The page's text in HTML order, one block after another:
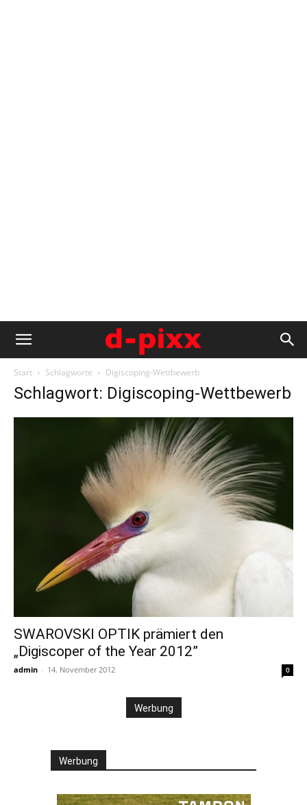
Start Schlagworte Digiscoping-Wettbewerb
Schlagwort: Digiscoping-Wettbewerb
SWAROVSKI OPTIK prämiert den
„Digiscoper of the Year 2012”
admin - 14. November 2012 0
Werbung
Werbung